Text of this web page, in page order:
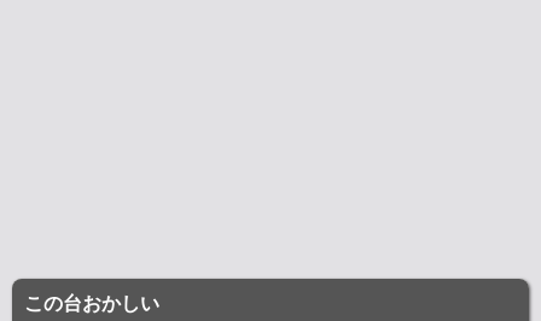
この台おかしい